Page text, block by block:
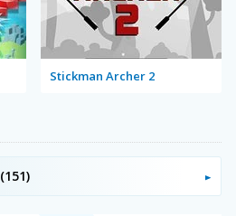
Stickman Archer 2
(151)